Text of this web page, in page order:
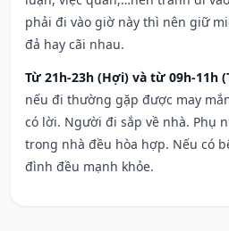
phải đi vào giờ này thì nên giữ
đả hay cãi nhau.
Từ 21h-23h (Hợi) và từ 09h-11h
nếu đi thường gặp được may
có lời. Người đi sắp về nhà. Phụ
trong nhà đều hòa hợp. Nếu có
đình đều mạnh khỏe.